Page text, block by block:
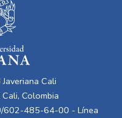
Cali
Colombia
485-64-00 - Línea